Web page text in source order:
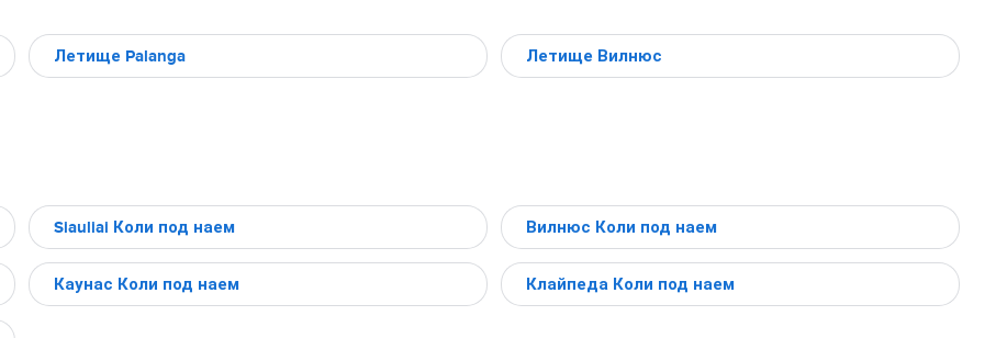
Летище Palanga Летище Вилнюс
Siauliai Коли под наем Вилнюс Коли под наем
Каунас Коли под наем Клайпеда Коли под наем